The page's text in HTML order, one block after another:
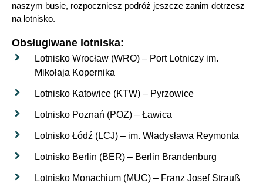
naszym busie, rozpoczniesz podróż jeszcze zanim dotrzesz
na lotnisko.
Obsługiwane lotniska:
Lotnisko Wrocław (WRO) – Port Lotniczy im.
Mikołaja Kopernika
Lotnisko Katowice (KTW) – Pyrzowice
Lotnisko Poznań (POZ) – Ławica
Lotnisko Łódź (LCJ) – im. Władysława Reymonta
Lotnisko Berlin (BER) – Berlin Brandenburg
Lotnisko Monachium (MUC) – Franz Josef Strauß